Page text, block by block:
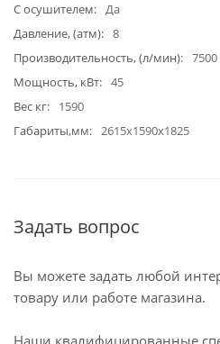
С осушителем
Да
Давление, (атм)
8
Производительность, (л/мин)
7500
Мощность, кВт
45
Вес кг
1590
Габариты,мм
2615х1590х1825
Задать вопрос
Вы можете задать любой
товару или работе магазина.
Наши квалифицированные